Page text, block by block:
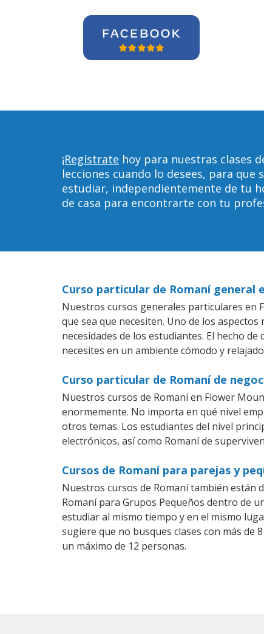
¡Regístrate hoy para nuestras clases
lecciones cuando lo desees, para
estudiar, independientemente de tu
de casa para encontrarte con tu
Curso particular de Romaní general
Nuestros cursos generales particulares en
que sea que necesiten. Uno de los
necesidades de los estudiantes. El hecho
necesites en un ambiente cómodo y
Curso particular de Romaní de
Nuestros cursos de Romaní en Flower
enormemente. No importa en qué nivel
otros temas. Los estudiantes del nivel
electrónicos, así como Romaní de
Cursos de Romaní para parejas y
Nuestros cursos de Romaní también están
Romaní para Grupos Pequeños dentro de
estudiar al mismo tiempo y en el mismo
sugiere que no busques clases con más de
un máximo de 12 personas.